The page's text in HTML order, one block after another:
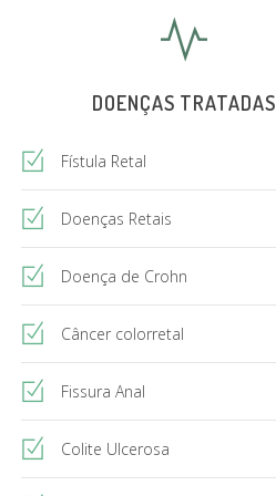
DOENÇAS TRATADAS
Fístula Retal
Doenças Retais
Doença de Crohn
Câncer colorretal
Fissura Anal
Colite Ulcerosa